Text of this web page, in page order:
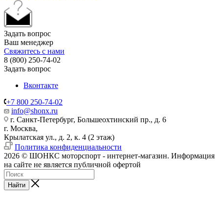
Задать вопрос
Ваш менеджер
Свяжитесь с нами
8 (800) 250-74-02
Задать вопрос
Вконтакте
+7 800 250-74-02
info@shonx.ru
г. Санкт-Петербург, Большеохтинский пр., д. 6
г. Москва,
Крылатская ул., д. 2, к. 4 (2 этаж)
Политика конфиденциальности
2026 © ШОНКС моторспорт - интернет-магазин. Информация
на сайте не является публичной офертой
Найти